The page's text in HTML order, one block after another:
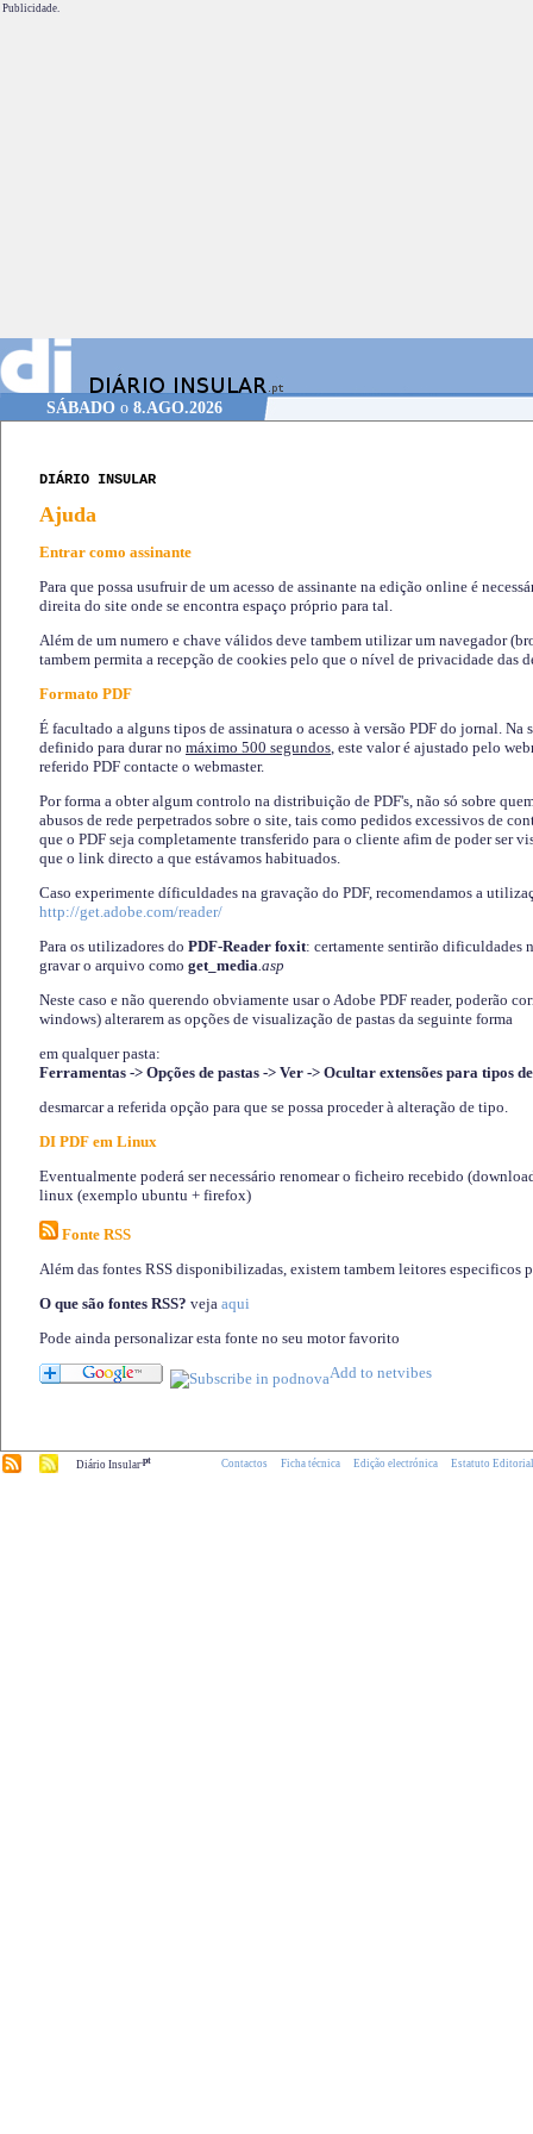
Publicidade.
SÁBADOo 8.AGO.2026
DIÁRIO INSULAR
Ajuda
Entrar como assinante
Para que possa usufruir de um acesso de assinante na edição online é
direita do site onde se encontra espaço próprio para tal.
Além de um numero e chave válidos deve tambem utilizar um navegador
tambem permita a recepção de cookies pelo que o nível de privacidade das
Formato PDF
É facultado a alguns tipos de assinatura o acesso à versão PDF do jornal. Na
definido para durar no máximo 500 segundos, este valor é ajustado pelo
referido PDF contacte o webmaster.
Por forma a obter algum controlo na distribuição de PDF's, não só sobre
abusos de rede perpetrados sobre o site, tais como pedidos excessivos de
que o PDF seja completamente transferido para o cliente afim de poder ser
que o link directo a que estávamos habituados.
Caso experimente díficuldades na gravação do PDF, recomendamos a
http://get.adobe.com/reader/
Para os utilizadores do PDF-Reader foxit: certamente sentirão dificuldades
gravar o arquivo como get_media.asp
Neste caso e não querendo obviamente usar o Adobe PDF reader, poderão
windows) alterarem as opções de visualização de pastas da seguinte forma
em qualquer pasta:
Ferramentas -> Opções de pastas -> Ver -> Ocultar extensões para tipos
desmarcar a referida opção para que se possa proceder à alteração de tipo.
DI PDF em Linux
Eventualmente poderá ser necessário renomear o ficheiro recebido
linux (exemplo ubuntu + firefox)
Fonte RSS
Além das fontes RSS disponibilizadas, existem tambem leitores especificos
O que são fontes RSS? veja aqui
Pode ainda personalizar esta fonte no seu motor favorito
Diário Insular.pt Contactos Ficha técnica Edição electrónica Estatuto Editorial